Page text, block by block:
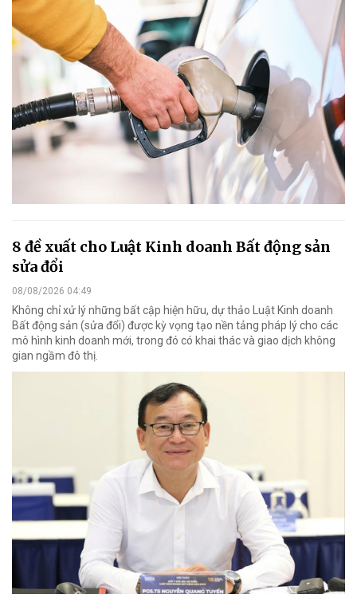
8 đề xuất cho Luật Kinh doanh Bất động sản
sửa đổi
08/08/2026 04:49
Không chỉ xử lý những bất cập hiện hữu, dự thảo Luật Kinh doanh
Bất động sản (sửa đổi) được kỳ vọng tạo nền tảng pháp lý cho các
mô hình kinh doanh mới, trong đó có khai thác và giao dịch không
gian ngầm đô thị.